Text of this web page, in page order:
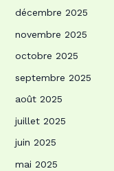
décembre 2025
novembre 2025
octobre 2025
septembre 2025
août 2025
juillet 2025
juin 2025
mai 2025